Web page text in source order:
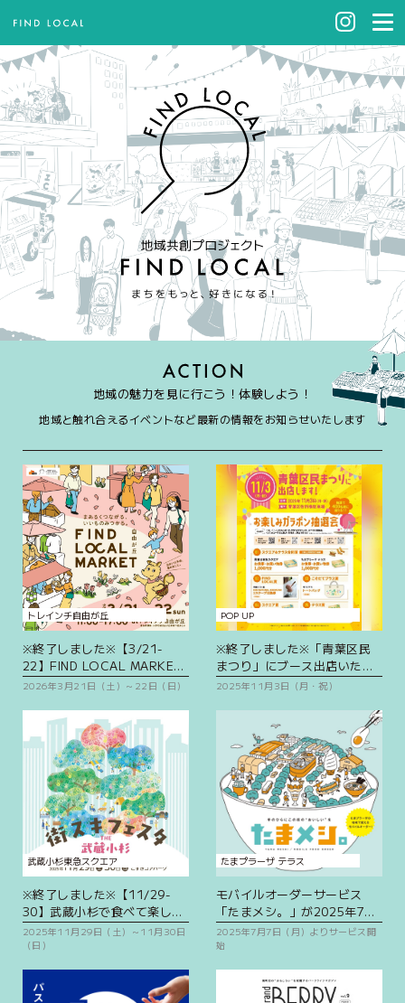
地域の魅力を見に行こう！体験しよう！
地域と触れ合えるイベントなど最新の情報をお知らせいたします
トレインチ自由が丘
※終了しました※【3/21-
22】FIND LOCAL MARKET
開催！自由が丘周辺店舗が集
2026年3月21日（土）～22日（日）
POP UP
※終了しました※「青葉区民
まつり」にブース出店いたし
ます！
2025年11月3日（月・祝）
武蔵小杉東急スクエア
※終了しました※【11/29-
30】武蔵小杉で食べて楽し
む！街スキフェスタ THE 武
蔵小杉 with FIND LOCAL開
2025年11月29日（土）～11月30日
（日）
たまプラーザ テラス
モバイルオーダーサービス
「たまメシ。」が2025年7月
7日(月)よりサービス開始！
2025年7月7日（月）よりサービス開
始